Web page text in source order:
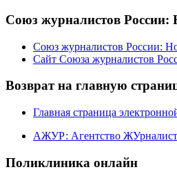
Союз журналистов России:
Союз журналистов России:
Сайт Союза журналистов
Возврат на главную
Главная страница
АЖУР: Агентство
Поликлиника онлайн